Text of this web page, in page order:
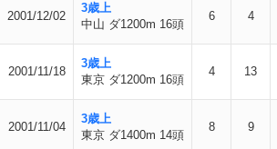
2001/12/02
3歳上
中山 ダ1200m 16頭
6 4
2001/11/18
3歳上
東京 ダ1200m 16頭
4 13
2001/11/04
3歳上
東京 ダ1400m 14頭
8 9